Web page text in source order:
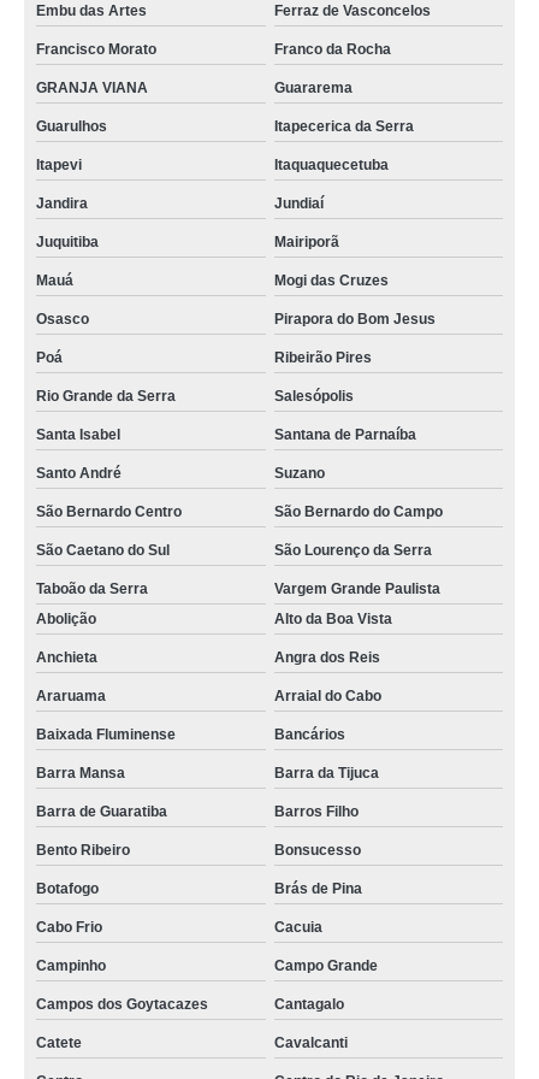
distribuidores de escova passa cabos inteiriça Pirituba
distribuidores de escova passa cabos para piso elevado Méier
escova passa cabos Verava
fornecedores de escova passa cabos inteiriça Marechal Hermes
distribuidores de escova passa cabos bipartida Cidade Jardim
escova passa cabos bipartida Arujá
distribuidores de escova passa cabos retangular Cambuci
escovas passa cabos quadradas Araraquara
distribuidores de escova passa cabos Arujá
escova para passagem de cabos Chácara Inglesa
escova de cabos para piso elevado Pilares
escova passa cabos com vedação fornecimento Granja Julieta
escova passa cabos para piso elevado Vila Sônia
distribuidores de escova de passagem de cabos para piso elevado Caierias
distribuidores de escova passa cabos Vila Isabel
fornecedores de escova de cabos para piso elevado Itatiaia
escova passa cabos retangular fornecimento Jardim Morumbi
escova passa cabos com vedação fornecimento Água Santa
escovas passa cabos retangulares Botafogo
escovas passa cabos para piso elevado Cidade Tiradentes
fornecedores de escova para passagem de cabos Perus
escova passa cabos Mandaqui
escova para passagem de cabos Perus
distribuidores de escova de passagem de cabos para piso elevado São
Cristóvão
Embu das Artes Ferraz de Vasconcelos
Francisco Morato Franco da Rocha
GRANJA VIANA Guararema
Guarulhos Itapecerica da Serra
Itapevi Itaquaquecetuba
Jandira Jundiaí
Juquitiba Mairiporã
Mauá Mogi das Cruzes
Osasco Pirapora do Bom Jesus
Poá Ribeirão Pires
Rio Grande da Serra Salesópolis
Santa Isabel Santana de Parnaíba
Santo André Suzano
São Bernardo Centro São Bernardo do Campo
São Caetano do Sul São Lourenço da Serra
Taboão da Serra
Vargem Grande Paulista
Abolição
Alto da Boa Vista
Anchieta Angra dos Reis
Araruama Arraial do Cabo
Baixada Fluminense Bancários
Barra Mansa Barra da Tijuca
Barra de Guaratiba Barros Filho
Bento Ribeiro Bonsucesso
Botafogo Brás de Pina
Cabo Frio Cacuia
Campinho Campo Grande
Campos dos Goytacazes Cantagalo
Catete Cavalcanti